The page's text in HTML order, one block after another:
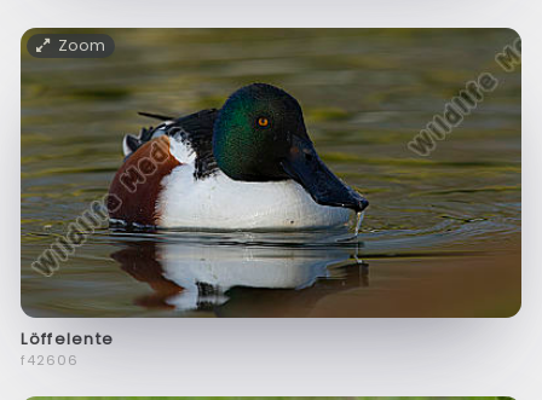
Zoom
Löffelente
f42606